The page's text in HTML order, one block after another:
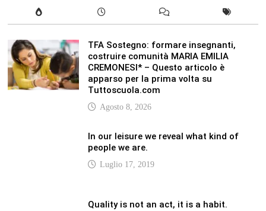
TFA Sostegno: formare insegnanti,
costruire comunità MARIA EMILIA
CREMONESI* – Questo articolo è
apparso per la prima volta su
Tuttoscuola.com
Agosto 8, 2026
In our leisure we reveal what kind of
Luglio 17, 2019
Quality is not an act, it is a habit.